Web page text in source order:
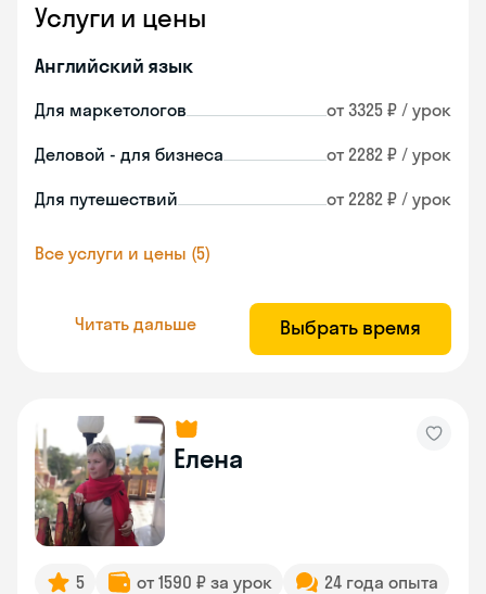
Услуги и цены
Английский язык
Для маркетологов от 3325 ₽ / урок
Деловой - для бизнеса от 2282 ₽ / урок
Для путешествий от 2282 ₽ / урок
Все услуги и цены (5)
Читать дальше Выбрать время
Елена
5 от 1590 ₽ за урок
24 года опыта